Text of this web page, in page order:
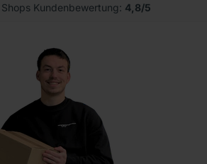
Shops Kundenbewertung: 4,8/5